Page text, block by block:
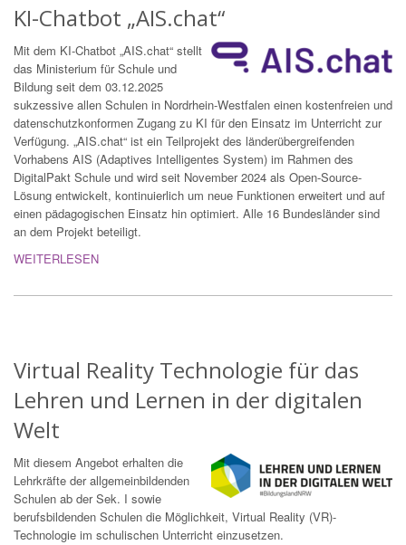
KI-Chatbot „AIS.chat“
Mit dem KI-Chatbot „AIS.chat“ stellt
das Ministerium für Schule und
Bildung seit dem 03.12.2025
sukzessive allen Schulen in Nordrhein-Westfalen einen kostenfreien und
datenschutzkonformen Zugang zu KI für den Einsatz im Unterricht zur
Verfügung. „AIS.chat“ ist ein Teilprojekt des länderübergreifenden
Vorhabens AIS (Adaptives Intelligentes System) im Rahmen des
DigitalPakt Schule und wird seit November 2024 als Open-Source-
Lösung entwickelt, kontinuierlich um neue Funktionen erweitert und auf
einen pädagogischen Einsatz hin optimiert. Alle 16 Bundesländer sind
an dem Projekt beteiligt.
WEITERLESEN
Virtual Reality Technologie für das
Lehren und Lernen in der digitalen
Welt
Mit diesem Angebot erhalten die
Lehrkräfte der allgemeinbildenden
Schulen ab der Sek. I sowie
berufsbildenden Schulen die Möglichkeit, Virtual Reality (VR)-
Technologie im schulischen Unterricht einzusetzen.